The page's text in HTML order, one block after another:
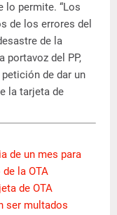
lo permite. “Los
de los errores del
de la
portavoz del PP,
de dar un
la tarjeta de
de un mes para
la OTA
de OTA
ser multados